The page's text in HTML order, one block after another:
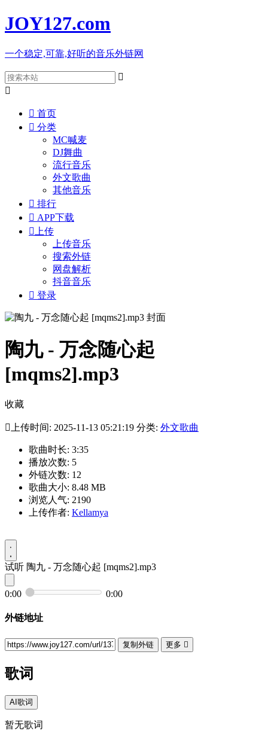
JOY127.com
一个稳定,可靠,好听的音乐外链网


 首页
 分类
MC喊麦
DJ舞曲
流行音乐
外文歌曲
其他音乐
 排行
 APP下载
 上传
上传音乐
搜索外链
网盘解析
抖音音乐
 登录
陶九 - 万念随心起
[mqms2].mp3
收藏
 上传时间: 2025-11-13 05:21:19 分类: 外文歌曲
歌曲时长: 3:35
播放次数: 5
外链次数: 12
歌曲大小: 8.48 MB
浏览人气: 2190
上传作者: Kellamya
试听 陶九 - 万念随心起 [mqms2].mp3
0:00 0:00
外链地址
复制外链 更多 
歌词
AI歌词
暂无歌词